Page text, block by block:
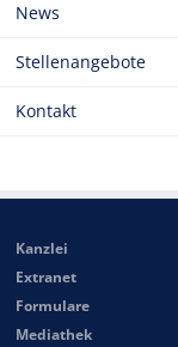
News
Stellenangebote
Kontakt
Kanzlei
Extranet
Formulare
Mediathek